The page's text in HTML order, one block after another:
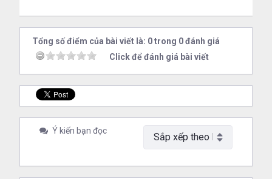
Tổng số điểm của bài viết là: 0 trong 0 đánh giá
Click để đánh giá bài viết
Ý kiến bạn đọc